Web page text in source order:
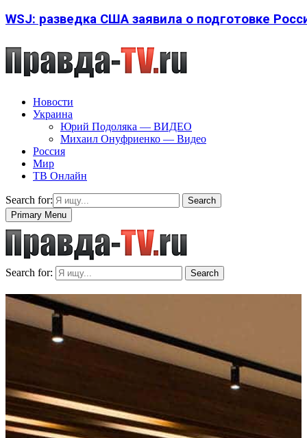
WSJ: разведка США заявила о подготовке
Новости
Украина
Юрий Подоляка — ВИДЕО
Михаил Онуфриенко — Видео
Россия
Мир
ТВ Онлайн
Search for:
Search
Primary Menu
Search for: Search